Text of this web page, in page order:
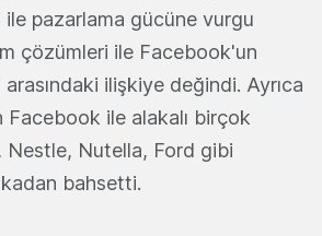
pazarlama gücüne vurgu
çözümleri ile Facebook'un
ilişkiye değindi. Ayrıca
ile alakalı birçok
Nestle, Nutella, Ford gibi
bahsetti.